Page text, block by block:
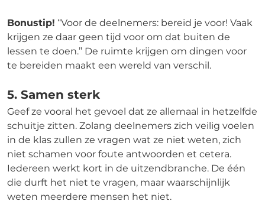
Bonustip! ‘‘Voor de deelnemers: bereid je voor! Vaak
krijgen ze daar geen tijd voor om dat buiten de
lessen te doen.’’ De ruimte krijgen om dingen voor
te bereiden maakt een wereld van verschil.
5. Samen sterk
Geef ze vooral het gevoel dat ze allemaal in hetzelfde
schuitje zitten. Zolang deelnemers zich veilig voelen
in de klas zullen ze vragen wat ze niet weten, zich
niet schamen voor foute antwoorden et cetera.
Iedereen werkt kort in de uitzendbranche. De één
die durft het niet te vragen, maar waarschijnlijk
weten meerdere mensen het niet.